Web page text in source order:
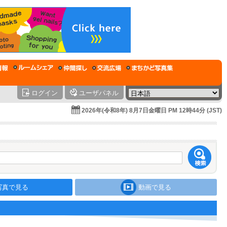
ログイン ユーザパネル
2026年(令和8年) 8月7日金曜日 PM 12時44分 (JST)
真で見る 動画で見る